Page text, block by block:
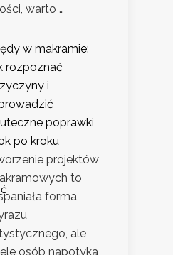
warto …
w makramie:
rozpoznać
i
poprawki
po kroku
projektów
to
forma
ale
osób napotyka